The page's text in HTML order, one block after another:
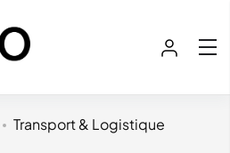
Transport & Logistique